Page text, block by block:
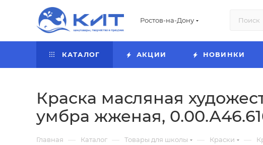
Ростов-на-Дону
КАТАЛОГ АКЦИИ НОВИНКИ
Краска масляная
умбра жженая,
Главная — Каталог — Товары для школы — Краски —